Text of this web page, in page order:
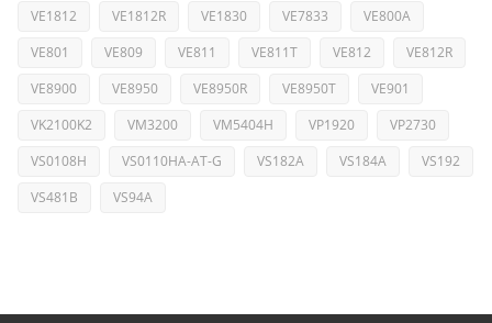
VE1812
VE1812R VE1830 VE7833
VE800A
VE801
VE809 VE811 VE811T VE812
VE812R
VE8900
VE8950 VE8950R VE8950T
VE901
VK2100K2
VM3200 VM5404H VP1920
VP2730
VS0108H
VS0110HA-AT-G VS182A VS184A
VS192
VS481B
VS94A